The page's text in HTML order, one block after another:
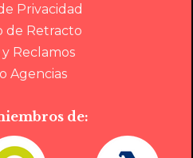
Privacidad
de Retracto
Reclamos
Agencias
de: